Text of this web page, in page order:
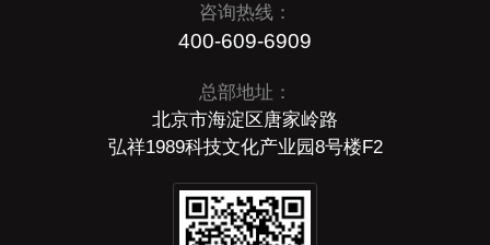
咨询热线：
400-609-6909
总部地址：
北京市海淀区唐家岭路
弘祥1989科技文化产业园8号楼F2